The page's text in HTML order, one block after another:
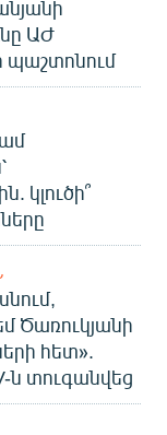
ԱԺ
կլուծի՞
Ծառուկյանի
հետ».
ն տուգանվեց